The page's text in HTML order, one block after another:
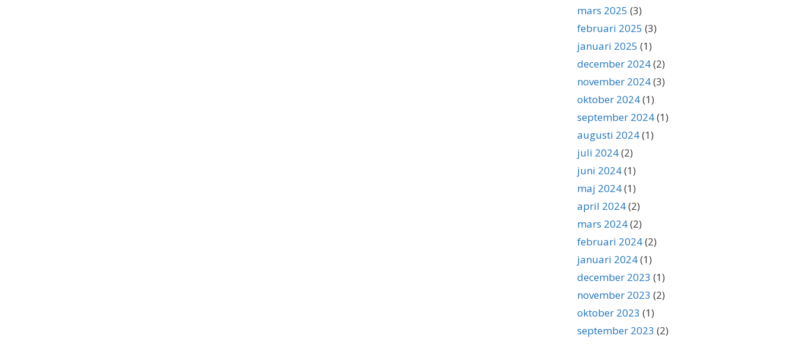
mars 2025 (3)
februari 2025 (3)
januari 2025 (1)
december 2024(2)
november 2024(3)
oktober 2024(1)
september 2024(1)
augusti 2024(1)
juli 2024(2)
juni 2024(1)
maj 2024(1)
april 2024(2)
mars 2024(2)
februari 2024(2)
januari 2024(1)
december 2023 (1)
november 2023 (2)
oktober 2023 (1)
september 2023 (2)